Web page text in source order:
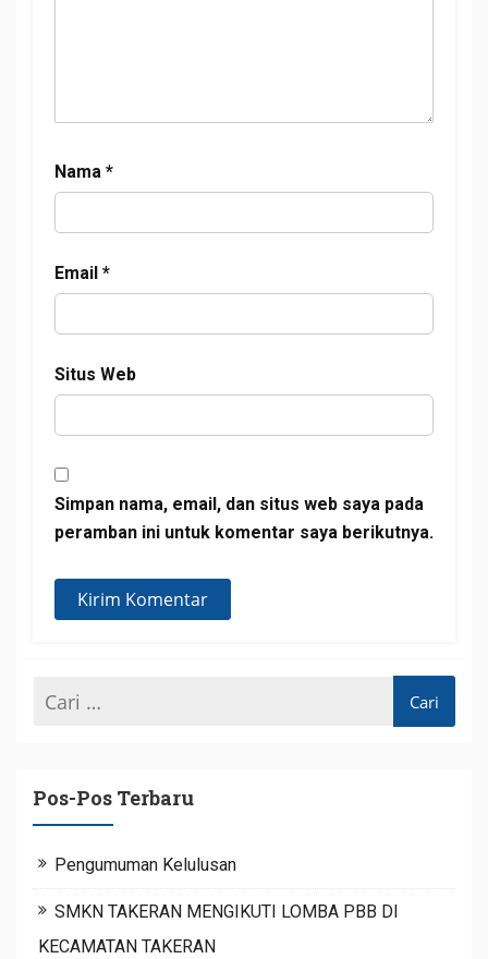
Nama *
Email *
Situs Web
Simpan nama, email, dan situs web saya pada
peramban ini untuk komentar saya berikutnya.
Pos-Pos Terbaru
Pengumuman Kelulusan
SMKN TAKERAN MENGIKUTI LOMBA PBB DI
KECAMATAN TAKERAN